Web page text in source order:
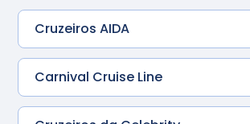
Cruzeiros AIDA
Carnival Cruise Line